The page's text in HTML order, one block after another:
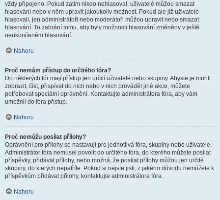
vždy připojeno. Pokud zatím nikdo nehlasoval, uživatelé můžou smazat
hlasování nebo v něm upravit jakoukoliv možnost. Pokud ale již uživatelé
hlasovali, jen administrátoři nebo moderátoři můžou upravit nebo smazat
hlasování. To zabrání tomu, aby byly možnosti hlasování změněny v ještě
neukončeném hlasování.
Nahoru
Proč nemám přístup do určitého fóra?
Do některých fór mají přístup jen určití uživatelé nebo skupiny. Abyste je mohli
zobrazit, číst, přispívat do nich nebo v nich provádět jiné akce, můžete
potřebovat speciální oprávnění. Kontaktujte administrátora fóra, aby vám
umožnil do fóra přístup.
Nahoru
Proč nemůžu posílat přílohy?
Oprávnění pro přílohy se nastavují pro jednotlivá fóra, skupiny nebo uživatele.
Administrátor fóra nemusel povolit do určitého fóra, do kterého můžete posílat
příspěvky, přidávat přílohy, nebo možná, že posílat přílohy můžou jen určité
skupiny, do kterých nepatříte. Pokud si nejste jisti, z jakého důvodu nemůžete k
příspěvkům přidávat přílohy, kontaktujte administrátora fóra.
Nahoru